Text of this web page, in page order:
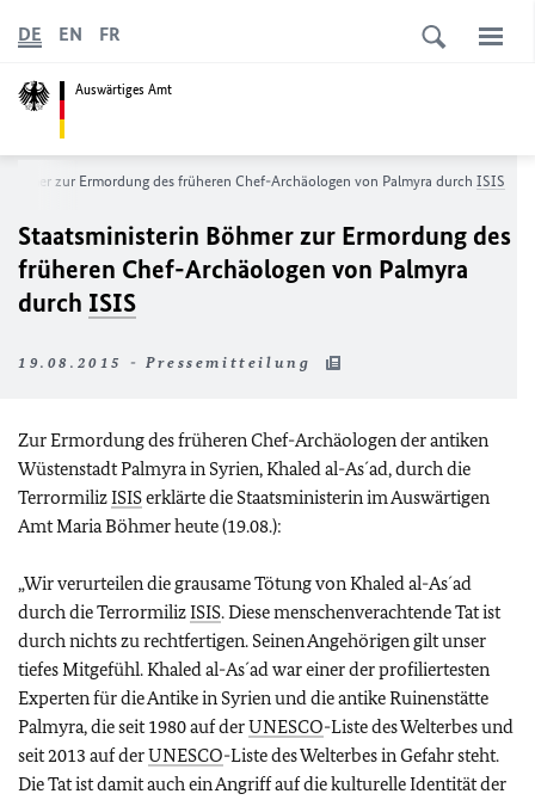
Auswärtiges Amt
DE EN FR
zur Ermordung des früheren Chef-Archäologen von Palmyra durch ISIS
Staatsministerin Böhmer zur Ermordung des
früheren Chef-Archäologen von Palmyra
durch ISIS
19.08.2015 - Pressemitteilung
Zur Ermordung des früheren Chef-Archäologen der antiken
Wüstenstadt Palmyra in Syrien, Khaled al-As´ad, durch die
TerrormilizISISerklärte die Staatsministerin im Auswärtigen
Amt Maria Böhmer heute (19.08.):
„Wir verurteilen die grausame Tötung von Khaled al-As´ad
durch die TerrormilizISIS. Diese menschenverachtende Tat ist
durch nichts zu rechtfertigen. Seinen Angehörigen gilt unser
tiefes Mitgefühl. Khaled al-As´ad war einer der profiliertesten
Experten für die Antike in Syrien und die antike Ruinenstätte
Palmyra, die seit 1980 auf derUNESCO-Liste des Welterbes und
seit 2013 auf derUNESCO-Liste des Welterbes in Gefahr steht.
Die Tat ist damit auch ein Angriff auf die kulturelle Identität der